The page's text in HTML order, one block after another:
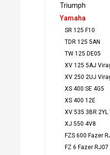
Triumph
Yamaha
SR 125 F10
TDR 125 5AN
TW 125 DE05
XV 125 5AJ
XV 250 2UJ
XS 400 SE 4G5
XS 400 12E
XV 535 3BR 2YL
XJ 550 4V8
FZS 600 Fazer
FZ 6 Fazer RJ07